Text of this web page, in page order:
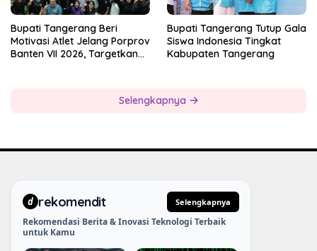
Bupati Tangerang Beri
Motivasi Atlet Jelang Porprov
Banten VII 2026, Targetkan
Bupati Tangerang Tutup Gala
Siswa Indonesia Tingkat
Kabupaten Tangerang
Selengkapnya
d rekomendit Selengkapnya
Rekomendasi Berita & Inovasi Teknologi Terbaik
untuk Kamu